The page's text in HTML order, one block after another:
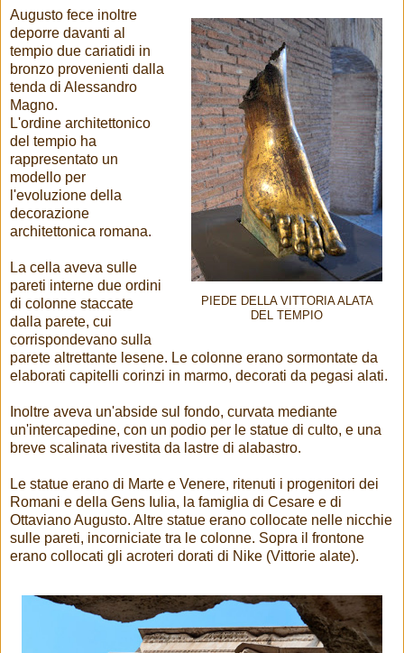
PIEDE DELLA VITTORIA ALATA
DEL TEMPIO
Augusto fece inoltre
deporre davanti al
tempio due cariatidi in
bronzo provenienti dalla
tenda di Alessandro
Magno.
L'ordine architettonico
del tempio ha
rappresentato un
modello per
l'evoluzione della
decorazione
architettonica romana.
La cella aveva sulle
pareti interne due ordini
di colonne staccate
dalla parete, cui
corrispondevano sulla
parete altrettante lesene. Le colonne erano sormontate da
elaborati capitelli corinzi in marmo, decorati da pegasi alati.
Inoltre aveva un'abside sul fondo, curvata mediante
un'intercapedine, con un podio per le statue di culto, e una
breve scalinata rivestita da lastre di alabastro.
Le statue erano di Marte e Venere, ritenuti i progenitori dei
Romani e della Gens Iulia, la famiglia di Cesare e di
Ottaviano Augusto. Altre statue erano collocate nelle nicchie
sulle pareti, incorniciate tra le colonne. Sopra il frontone
erano collocati gli acroteri dorati di Nike (Vittorie alate).